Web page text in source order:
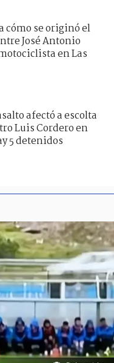
cómo se originó el
José Antonio
en Las
afectó a escolta
Luis Cordero en
5 detenidos